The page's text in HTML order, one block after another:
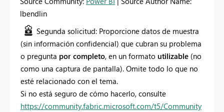
lbendlin
Segunda solicitud: Proporcione datos de muestra
(sin información confidencial) que cubran su problema
o pregunta por completo, en un formato utilizable (no
como una captura de pantalla). Omite todo lo que no
esté relacionado con el tema.
Si no está seguro de cómo hacerlo, consulte
https://community.fabric.microsoft.com/t5/Community